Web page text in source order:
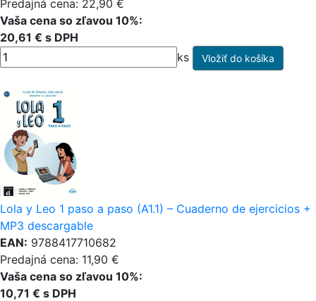
Predajná cena: 22,90 €
Vaša cena so zľavou 10%:
20,61 € s DPH
ks
Lola y Leo 1 paso a paso (A1.1) – Cuaderno de ejercicios +
MP3 descargable
EAN: 9788417710682
Predajná cena: 11,90 €
Vaša cena so zľavou 10%:
10,71 € s DPH